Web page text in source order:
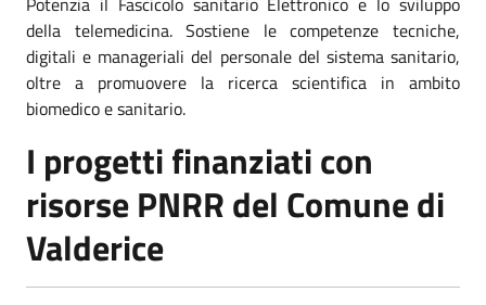
della telemedicina. Sostiene le competenze tecniche,
digitali e manageriali del personale del sistema sanitario,
oltre a promuovere la ricerca scientifica in ambito
biomedico e sanitario.
I progetti finanziati con
risorse PNRR del Comune di
Valderice